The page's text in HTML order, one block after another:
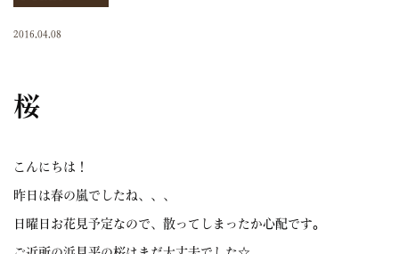
2016.04.08
桜
こんにちは！
昨日は春の嵐でしたね、、、
日曜日お花見予定なので、散ってしまったか心配です。